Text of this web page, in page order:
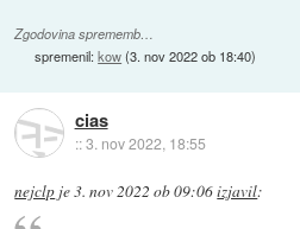
Zgodovina sprememb…
spremenil:kow(3. nov 2022 ob 18:40)
cias
::3. nov 2022, 18:55
nejclp je3. nov 2022 ob 09:06izjavil: